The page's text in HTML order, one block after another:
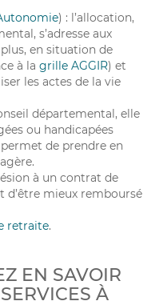
) : l’allocation,
s’adresse aux
en situation de
à la grille AGGIR) et
les actes de la vie
départemental, elle
ou handicapées
de prendre en
à un contrat de
mieux remboursé
retraite.
EN SAVOIR
À